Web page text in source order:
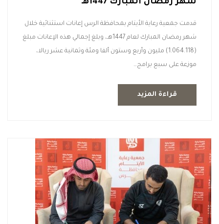
شهر رمضان المبارك 1447هـ
قدمت جمعية رعاية الأيتام بمحافظة الرس إعانات استثنائية خلال
شهر رمضان المبارك لعام 1447هـ، وبلغ إجمالي هذه الإعانات مبلغ
(1.064.118) مليون وأربع وستون ألفا ومئة وثمانية عشر ريالا،
موزعة على سبع برامج…
قراءة المزيد